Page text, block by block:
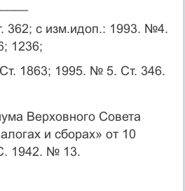
с изм.идоп.: 1993. №4.
1236;
1863; 1995. № 5. Ст. 346.
Верховного Совета
и сбо­рах» от 10
1942. № 13.